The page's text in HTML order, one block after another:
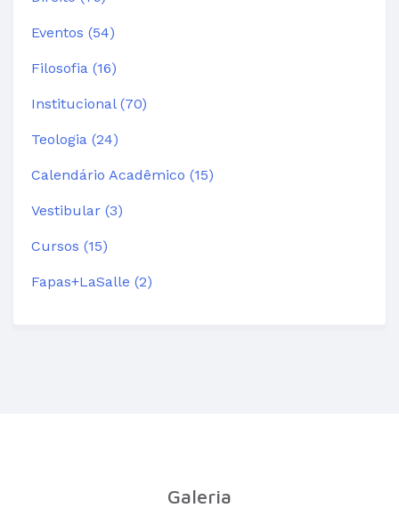
Eventos (54)
Filosofia (16)
Institucional (70)
Teologia (24)
Calendário Acadêmico (15)
Vestibular (3)
Cursos (15)
Fapas+LaSalle (2)
Galeria